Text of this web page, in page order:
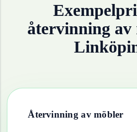
återvinning av
Återvinning av möbler